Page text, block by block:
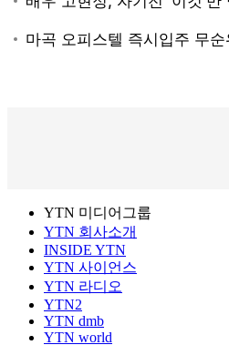
YTN 미디어그룹
YTN 회사소개
INSIDE YTN
YTN 사이언스
YTN 라디오
YTN2
YTN dmb
YTN world